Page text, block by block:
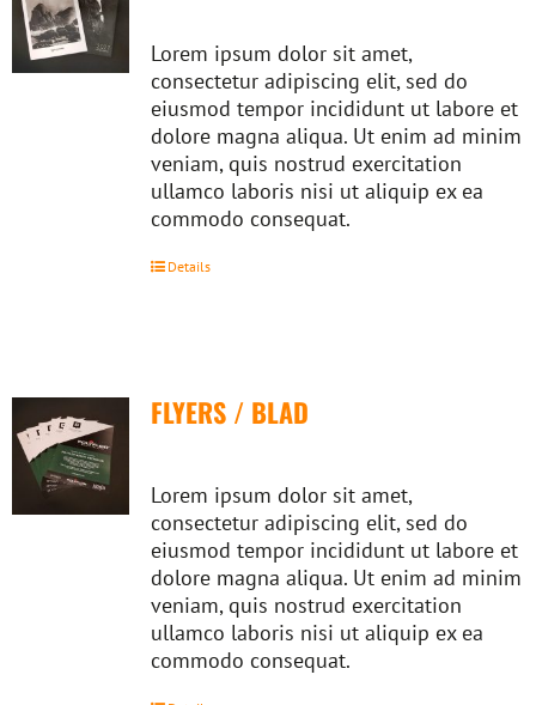
Lorem ipsum dolor sit amet,
consectetur adipiscing elit, sed do
eiusmod tempor incididunt ut labore et
dolore magna aliqua. Ut enim ad minim
veniam, quis nostrud exercitation
ullamco laboris nisi ut aliquip ex ea
commodo consequat.
Details
FLYERS / BLAD
Lorem ipsum dolor sit amet,
consectetur adipiscing elit, sed do
eiusmod tempor incididunt ut labore et
dolore magna aliqua. Ut enim ad minim
veniam, quis nostrud exercitation
ullamco laboris nisi ut aliquip ex ea
commodo consequat.